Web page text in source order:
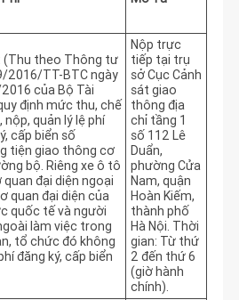
(Thu theo Thông tư
2016/TT-BTC ngày
của Bộ Tài
định mức thu, chế
nộp, quản lý lệ phí
cấp biển số
tiện giao thông cơ
bộ. Riêng xe ô tô
đại diện ngoại
quan đại diện của
quốc tế và người
làm việc trong
tổ chức đó không
đăng ký, cấp biển
Nộp trực
tiếp tại trụ
sở Cục Cảnh
sát giao
thông địa
chỉ tầng 1
số 112 Lê
Duẩn,
phường Cửa
Nam, quận
Hoàn Kiếm,
thành phố
Hà Nội. Thời
gian: Từ thứ
2 đến thứ 6
(giờ hành
chính).